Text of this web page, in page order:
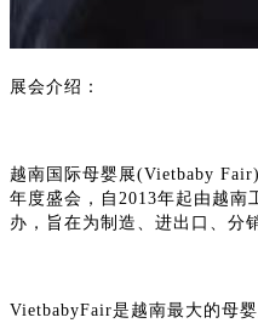
展会介绍：
越南国际母婴展(Vietbaby
年度盛会，自2013年起由越南
办，旨在为制造、进出口、分
VietbabyFair是越南最大的母